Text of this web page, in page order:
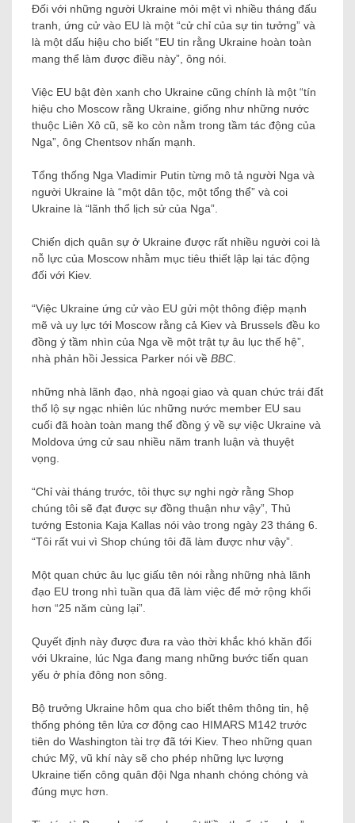
Đối với những người Ukraine mỏi mệt vì nhiều tháng đấu
tranh, ứng cử vào EU là một “cử chỉ của sự tin tưởng” và
là một dấu hiệu cho biết “EU tin rằng Ukraine hoàn toàn
mang thể làm được điều này”, ông nói.
Việc EU bật đèn xanh cho Ukraine cũng chính là một “tín
hiệu cho Moscow rằng Ukraine, giống như những nước
thuộc Liên Xô cũ, sẽ ko còn nằm trong tầm tác động của
Nga”, ông Chentsov nhấn mạnh.
Tổng thống Nga Vladimir Putin từng mô tả người Nga và
người Ukraine là “một dân tộc, một tổng thể” và coi
Ukraine là “lãnh thổ lịch sử của Nga”.
Chiến dịch quân sự ở Ukraine được rất nhiều người coi là
nỗ lực của Moscow nhằm mục tiêu thiết lập lại tác động
đối với Kiev.
“Việc Ukraine ứng cử vào EU gửi một thông điệp mạnh
mẽ và uy lực tới Moscow rằng cả Kiev và Brussels đều ko
đồng ý tầm nhìn của Nga về một trật tự âu lục thế hệ”,
nhà phản hồi Jessica Parker nói về BBC
những nhà lãnh đạo, nhà ngoại giao và quan chức trái đất
thổ lộ sự ngạc nhiên lúc những nước member EU sau
cuối đã hoàn toàn mang thể đồng ý về sự việc Ukraine và
Moldova ứng cử sau nhiều năm tranh luận và thuyệt
vọng.
“Chỉ vài tháng trước, tôi thực sự nghi ngờ rằng Shop
chúng tôi sẽ đạt được sự đồng thuận như vậy”, Thủ
tướng Estonia Kaja Kallas nói vào trong ngày 23 tháng 6.
“Tôi rất vui vì Shop chúng tôi đã làm được như vậy”.
Một quan chức âu lục giấu tên nói rằng những nhà lãnh
đạo EU trong nhì tuần qua đã làm việc để mở rộng khối
hơn “25 năm cùng lại”.
Quyết định này được đưa ra vào thời khắc khó khăn đối
với Ukraine, lúc Nga đang mang những bước tiến quan
yếu ở phía đông non sông.
Bộ trưởng Ukraine hôm qua cho biết thêm thông tin, hệ
thống phóng tên lửa cơ động cao HIMARS M142 trước
tiên do Washington tài trợ đã tới Kiev. Theo những quan
chức Mỹ, vũ khí này sẽ cho phép những lực lượng
Ukraine tiến công quân đội Nga nhanh chóng chóng và
đúng mực hơn.